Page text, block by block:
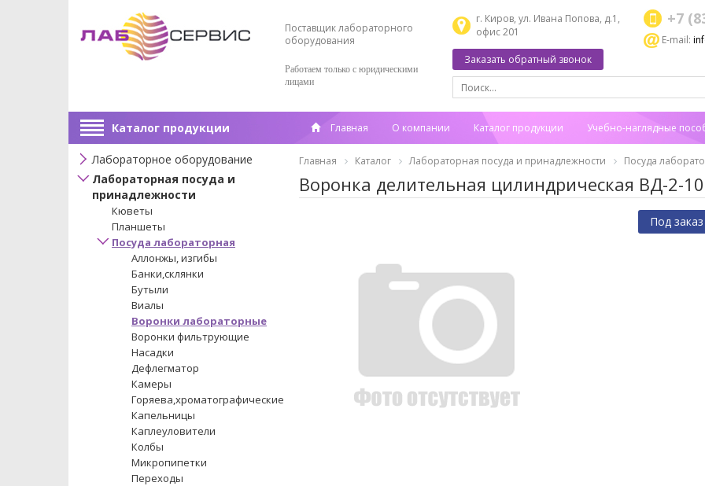
Поставщик лабораторного
оборудования
Работаем только с юридическими
лицами
г. Киров, ул. Ивана Попова, д.1,
офис 201
+7
E-mail:
Заказать обратный звонок
Каталог продукции Главная О компании Каталог продукции Учебно-наглядные
Лабораторное оборудование
Лабораторная посуда и
принадлежности
Кюветы
Планшеты
Посуда лабораторная
Аллонжы, изгибы
Банки,склянки
Бутыли
Виалы
Воронки лабораторные
Воронки фильтрующие
Насадки
Дефлегматор
Камеры
Горяева,хроматографические
Капельницы
Каплеуловители
Колбы
Микропипетки
Переходы
Главная Каталог Лабораторная посуда и принадлежности Посуда
Воронка делительная цилиндрическая ВД-2-
Под заказ